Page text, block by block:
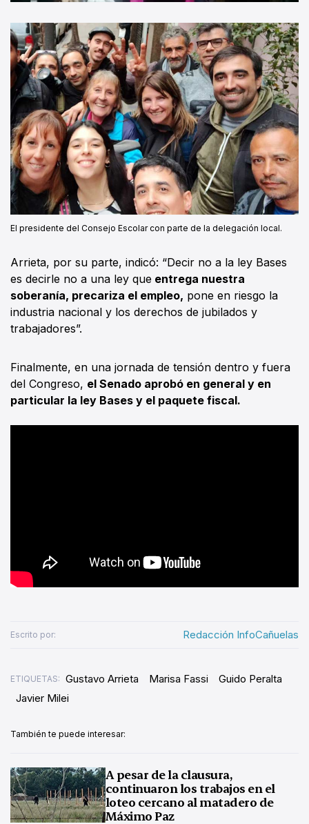
El presidente del Consejo Escolar con parte de la delegación local.
Arrieta, por su parte, indicó: “Decir no a la ley Bases
es decirle no a una ley que entrega nuestra
soberanía, precariza el empleo, pone en riesgo la
industria nacional y los derechos de jubilados y
trabajadores”.
Finalmente, en una jornada de tensión dentro y fuera
del Congreso, el Senado aprobó en general y en
particular la ley Bases y el paquete fiscal.
Escrito por: Redacción InfoCañuelas
ETIQUETAS: Gustavo Arrieta Marisa Fassi
Guido Peralta
Javier Milei
También te puede interesar:
A pesar de la clausura,
continuaron los trabajos en el
loteo cercano al matadero de
Máximo Paz